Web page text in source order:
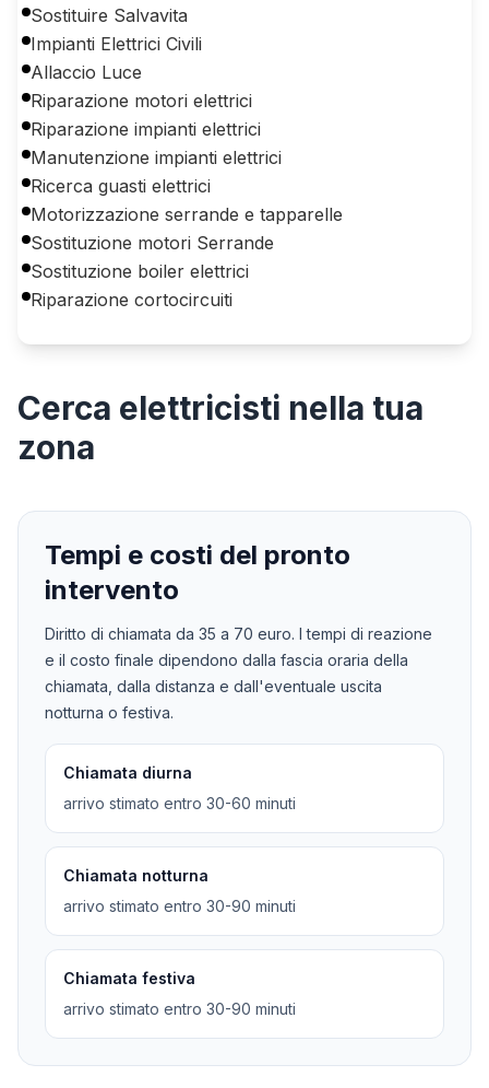
Sostituire Salvavita
Impianti Elettrici Civili
Allaccio Luce
Riparazione motori elettrici
Riparazione impianti elettrici
Manutenzione impianti elettrici
Ricerca guasti elettrici
Motorizzazione serrande e tapparelle
Sostituzione motori Serrande
Sostituzione boiler elettrici
Riparazione cortocircuiti
Cerca elettricisti nella tua
zona
Tempi e costi del pronto
intervento
Diritto di chiamata da 35 a 70 euro. I tempi di reazione
e il costo finale dipendono dalla fascia oraria della
chiamata, dalla distanza e dall'eventuale uscita
notturna o festiva.
Chiamata diurna
arrivo stimato entro 30-60 minuti
Chiamata notturna
arrivo stimato entro 30-90 minuti
Chiamata festiva
arrivo stimato entro 30-90 minuti